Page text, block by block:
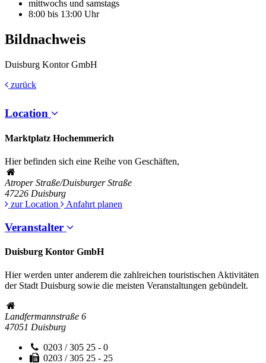
mittwochs und samstags
8:00 bis 13:00 Uhr
Bildnachweis
Duisburg Kontor GmbH
zurück
Location
Marktplatz Hochemmerich
Hier befinden sich eine Reihe von Geschäften,
Atroper Straße/Duisburger Straße
47226 Duisburg
zur Location
Anfahrt planen
Veranstalter
Duisburg Kontor GmbH
Hier werden unter anderem die zahlreichen touristischen Aktivitäten
der Stadt Duisburg sowie die meisten Veranstaltungen gebündelt.
Landfermannstraße 6
47051 Duisburg
0203 / 305 25 - 0
0203 / 305 25 - 25